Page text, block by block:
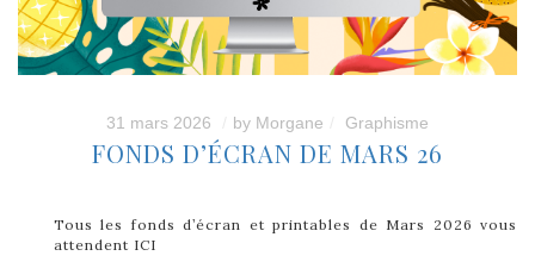
31 mars 2026 by Morgane Graphisme
FONDS D’ÉCRAN DE MARS 26
Tous les fonds d’écran et printables de Mars 2026 vous
attendent ICI